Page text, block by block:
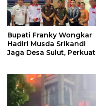
Bupati Franky Wongkar
Hadiri Musda Srikandi
Jaga Desa Sulut, Perkuat